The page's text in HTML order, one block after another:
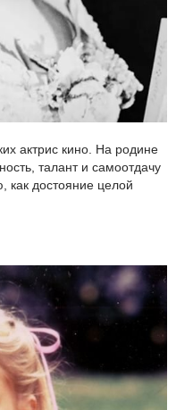
актрис кино. На родине
талант и самоотдачу
как достояние целой